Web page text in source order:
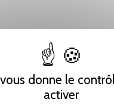
donne le
activer